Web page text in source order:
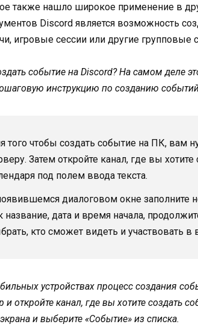
также нашло широкое применение в
Discord является возможность
игровые сессии или другие групповые
событие на Discord? На самом деле
инструкцию по созданию
того чтобы создать событие на ПК, вам
Затем откройте канал, где вы
под полем ввода текста.
диалоговом окне
название, дата и время начала,
кто сможет видеть и участвовать
устройствах процесс создания
и откройте канал, где вы хотите создать
и выберите «Событие» из списка.